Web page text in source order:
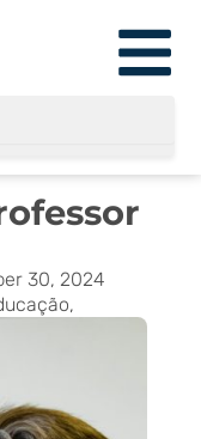
30, 2024